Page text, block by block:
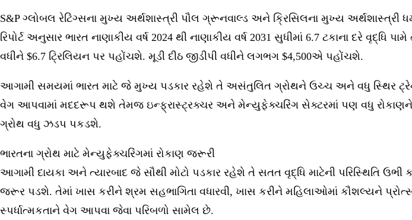
S&P ગ્લોબલ રેટિંગ્સના મુખ્ય અર્થશાસ્ત્રી પૌલ ગ્રૂનવાલ્ડ અને ક્રિસિલના મુખ્ય અર્થશાસ્ત્રી
રિપોર્ટ અનુસાર ભારત નાણાકીય વર્ષ 2024 થી નાણાકીય વર્ષ 2031 સુધીમાં 6.7 ટકાના દરે વૃદ્ધિ
વધીને $6.7 ટ્રિલિયન પર પહોંચશે. મૂડી દીઠ જીડીપી વધીને લગભગ $4,500એ પહોંચશે.
આગામી સમયમાં ભારત માટે જે મુખ્ય પડકાર રહેશે તે અસંતુલિત ગ્રોથને ઉચ્ચ અને વધુ સ્થિર
વેગ આપવામાં મદદરૂપ થશે તેમજ ઇન્ફ્રાસ્ટ્રક્ચર અને મેન્યુફેક્ચરિંગ સેક્ટરમાં પણ વધુ રોકાણને
ગ્રોથ વધુ ઝડપ પકડશે.
ભારતના ગ્રોથ માટે મેન્યુફેક્ચરિંગમાં રોકાણ જરૂરી
આગામી દાયકા અને ત્યારબાદ જે સૌથી મોટો પડકાર રહેશે તે સતત વૃદ્ધિ માટેની પરિસ્થિતિ
જરૂર પડશે. તેમાં ખાસ કરીને શ્રમ સહભાગિતા વધારવી, ખાસ કરીને મહિલાઓમાં કૌશલ્યને
સ્પર્ધાત્મકતાને વેગ આપવા જેવા પરિબળો સામેલ છે.